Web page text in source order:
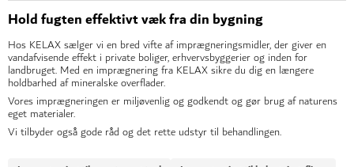
Hold fugten effektivt væk fra din bygning
Hos KELAX sælger vi en bred vifte af imprægneringsmidler, der giver en
vandafvisende effekt i private boliger, erhvervsbyggerier og inden for
landbruget. Med en imprægnering fra KELAX sikre du dig en længere
holdbarhed af mineralske overflader.
Vores imprægneringen er miljøvenlig og godkendt og gør brug af naturens
eget materialer.
Vi tilbyder også gode råd og det rette udstyr til behandlingen.